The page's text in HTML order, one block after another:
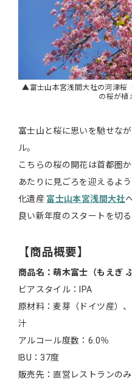
▲富士山本宮浅間大社の河津桜
の桜が植
富士山と桜に思いを馳せな
ル。
こちらの桜の開花は首都圏
あたりに見ごろを迎えるよ
化遺産 富士山本宮浅間大社
良い新年度のスタートを切
【商品概要】
商品名：萌木富士（もえぎ ふ
ビアスタイル：IPA
原材料：麦芽（ドイツ産）
汁
アルコール度数：6.0％
IBU：37度
販売先：直営レストランのみ